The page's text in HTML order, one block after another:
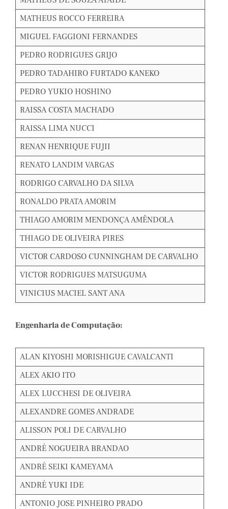
MATHEUS ROCCO FERREIRA
MIGUEL FAGGIONI FERNANDES
PEDRO RODRIGUES GRIJO
PEDRO TADAHIRO FURTADO KANEKO
PEDRO YUKIO HOSHINO
RAISSA COSTA MACHADO
RAISSA LIMA NUCCI
RENAN HENRIQUE FUJII
RENATO LANDIM VARGAS
RODRIGO CARVALHO DA SILVA
RONALDO PRATA AMORIM
THIAGO AMORIM MENDONÇA AMÊNDOLA
THIAGO DE OLIVEIRA PIRES
VICTOR CARDOSO CUNNINGHAM DE CARVALHO
VICTOR RODRIGUES MATSUGUMA
VINICIUS MACIEL SANT ANA
Engenharia de Computação:
ALAN KIYOSHI MORISHIGUE CAVALCANTI
ALEX AKIO ITO
ALEX LUCCHESI DE OLIVEIRA
ALEXANDRE GOMES ANDRADE
ALISSON POLI DE CARVALHO
ANDRÉ NOGUEIRA BRANDAO
ANDRÉ SEIKI KAMEYAMA
ANDRÉ YUKI IDE
ANTONIO JOSE PINHEIRO PRADO